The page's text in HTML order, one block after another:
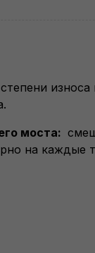
моста:
на каждые